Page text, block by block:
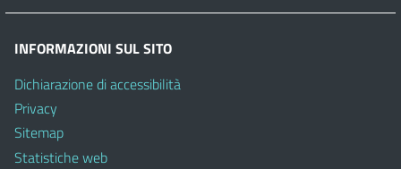
INFORMAZIONI SUL SITO
Dichiarazione di accessibilità
Privacy
Sitemap
Statistiche web